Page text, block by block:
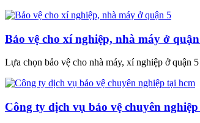
Bảo vệ cho xí nghiệp, nhà máy ở
Lựa chọn bảo vệ cho nhà máy, xí nghiệp ở quận
Công ty dịch vụ bảo vệ chuyên